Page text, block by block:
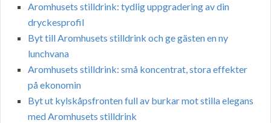
Aromhusets stilldrink: tydlig uppgradering av din
dryckesprofil
Byt till Aromhusets stilldrink och ge gästen en ny
lunchvana
Aromhusets stilldrink: små koncentrat, stora effekter
på ekonomin
Byt ut kylskåpsfronten full av burkar mot stilla elegans
med Aromhusets stilldrink